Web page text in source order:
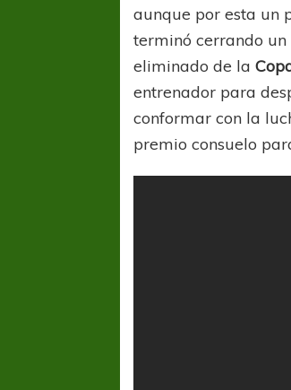
aunque por esta un
terminó cerrando
eliminado de la
entrenador para
conformar con la
premio consuelo